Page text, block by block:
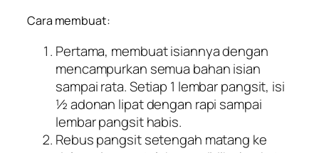
Cara membuat:
Pertama, membuat isiannya dengan
mencampurkan semua bahan isian
sampai rata. Setiap 1 lembar pangsit, isi
½ adonan lipat dengan rapi sampai
lembar pangsit habis.
Rebus pangsit setengah matang ke